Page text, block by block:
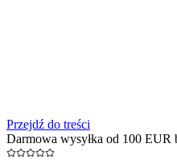
Przejdź do treści
Darmowa wysyłka od 100 EUR